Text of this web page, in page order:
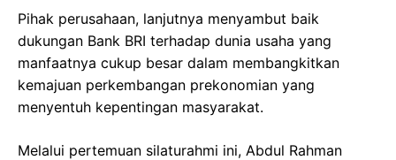
Pihak perusahaan, lanjutnya menyambut baik
dukungan Bank BRI terhadap dunia usaha yang
manfaatnya cukup besar dalam membangkitkan
kemajuan perkembangan prekonomian yang
menyentuh kepentingan masyarakat.
Melalui pertemuan silaturahmi ini, Abdul Rahman